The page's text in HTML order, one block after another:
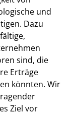
und
Dazu
sind, die
Erträge
könnten. Wir
Ziel vor